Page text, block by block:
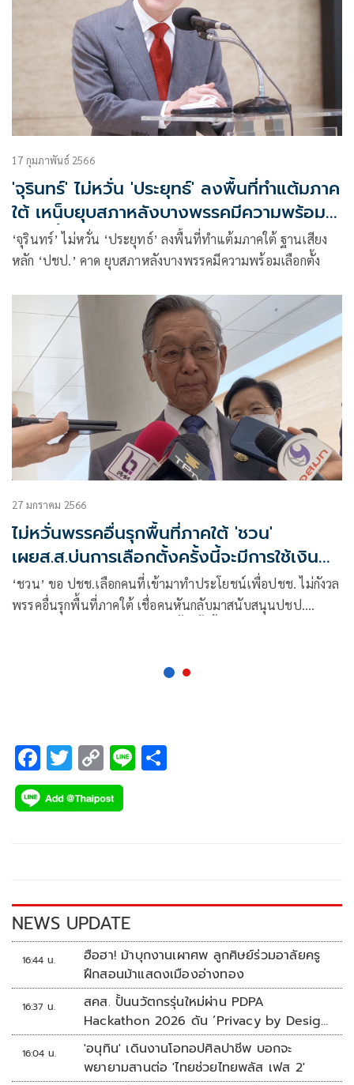
17 กุมภาพันธ์ 2566
'จุรินทร์' ไม่หวั่น 'ประยุทธ์' ลงพื้นที่ทำแต้มภาค
ใต้ เหน็บยุบสภาหลังบางพรรคมีความพร้อม
เลือกตั้ง
‘จุรินทร์’ ไม่หวั่น ‘ประยุทธ์’ ลงพื้นที่ทำแต้มภาคใต้ ฐานเสียง
หลัก ‘ปชป.’ คาด ยุบสภาหลังบางพรรคมีความพร้อมเลือกตั้ง
27 มกราคม 2566
ไม่หวั่นพรรคอื่นรุกพื้นที่ภาคใต้ 'ชวน'
เผยส.ส.บ่นการเลือกตั้งครั้งนี้จะมีการใช้เงิน
เยอะ
‘ชวน’ ขอ ปชช.เลือกคนที่เข้ามาทำประโยชน์เพื่อปชช. ไม่กังวล
พรรคอื่นรุกพื้นที่ภาคใต้ เชื่อคนหันกลับมาสนับสนุนปชป.
F
ac
e
k
T
wi
tt
C
o
p
k
Li
NEWS UPDATE
16:44 น.
ฮือฮา! ม้าบุกงานเผาศพ ลูกศิษย์ร่วมอาลัยครู
ฝึกสอนม้าแสดงเมืองอ่างทอง
16:37 น.
สคส. ปั้นนวัตกรรุ่นใหม่ผ่าน PDPA
Hackathon 2026 ดัน ‘Privacy by Design
for all’ สู่โซลูชันคุ้มครองข้อมูลส่วนบุคคลที่
ใช้ได้จริง
16:04 น.
'อนุทิน' เดินงานโอทอปศิลปาชีพ บอกจะ
พยายามสานต่อ 'ไทยช่วยไทยพลัส เฟส 2'